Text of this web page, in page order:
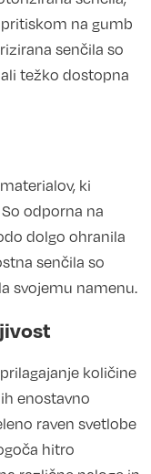
na gumb
senčila so
težko dostopna
ki
odporna na
dolgo ohranila
senčila so
svojemu namenu.
količine
enostavno
raven svetlobe
hitro